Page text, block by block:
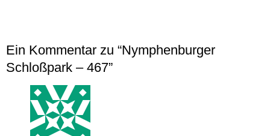
Ein Kommentar zu “Nymphenburger
Schloßpark – 467”